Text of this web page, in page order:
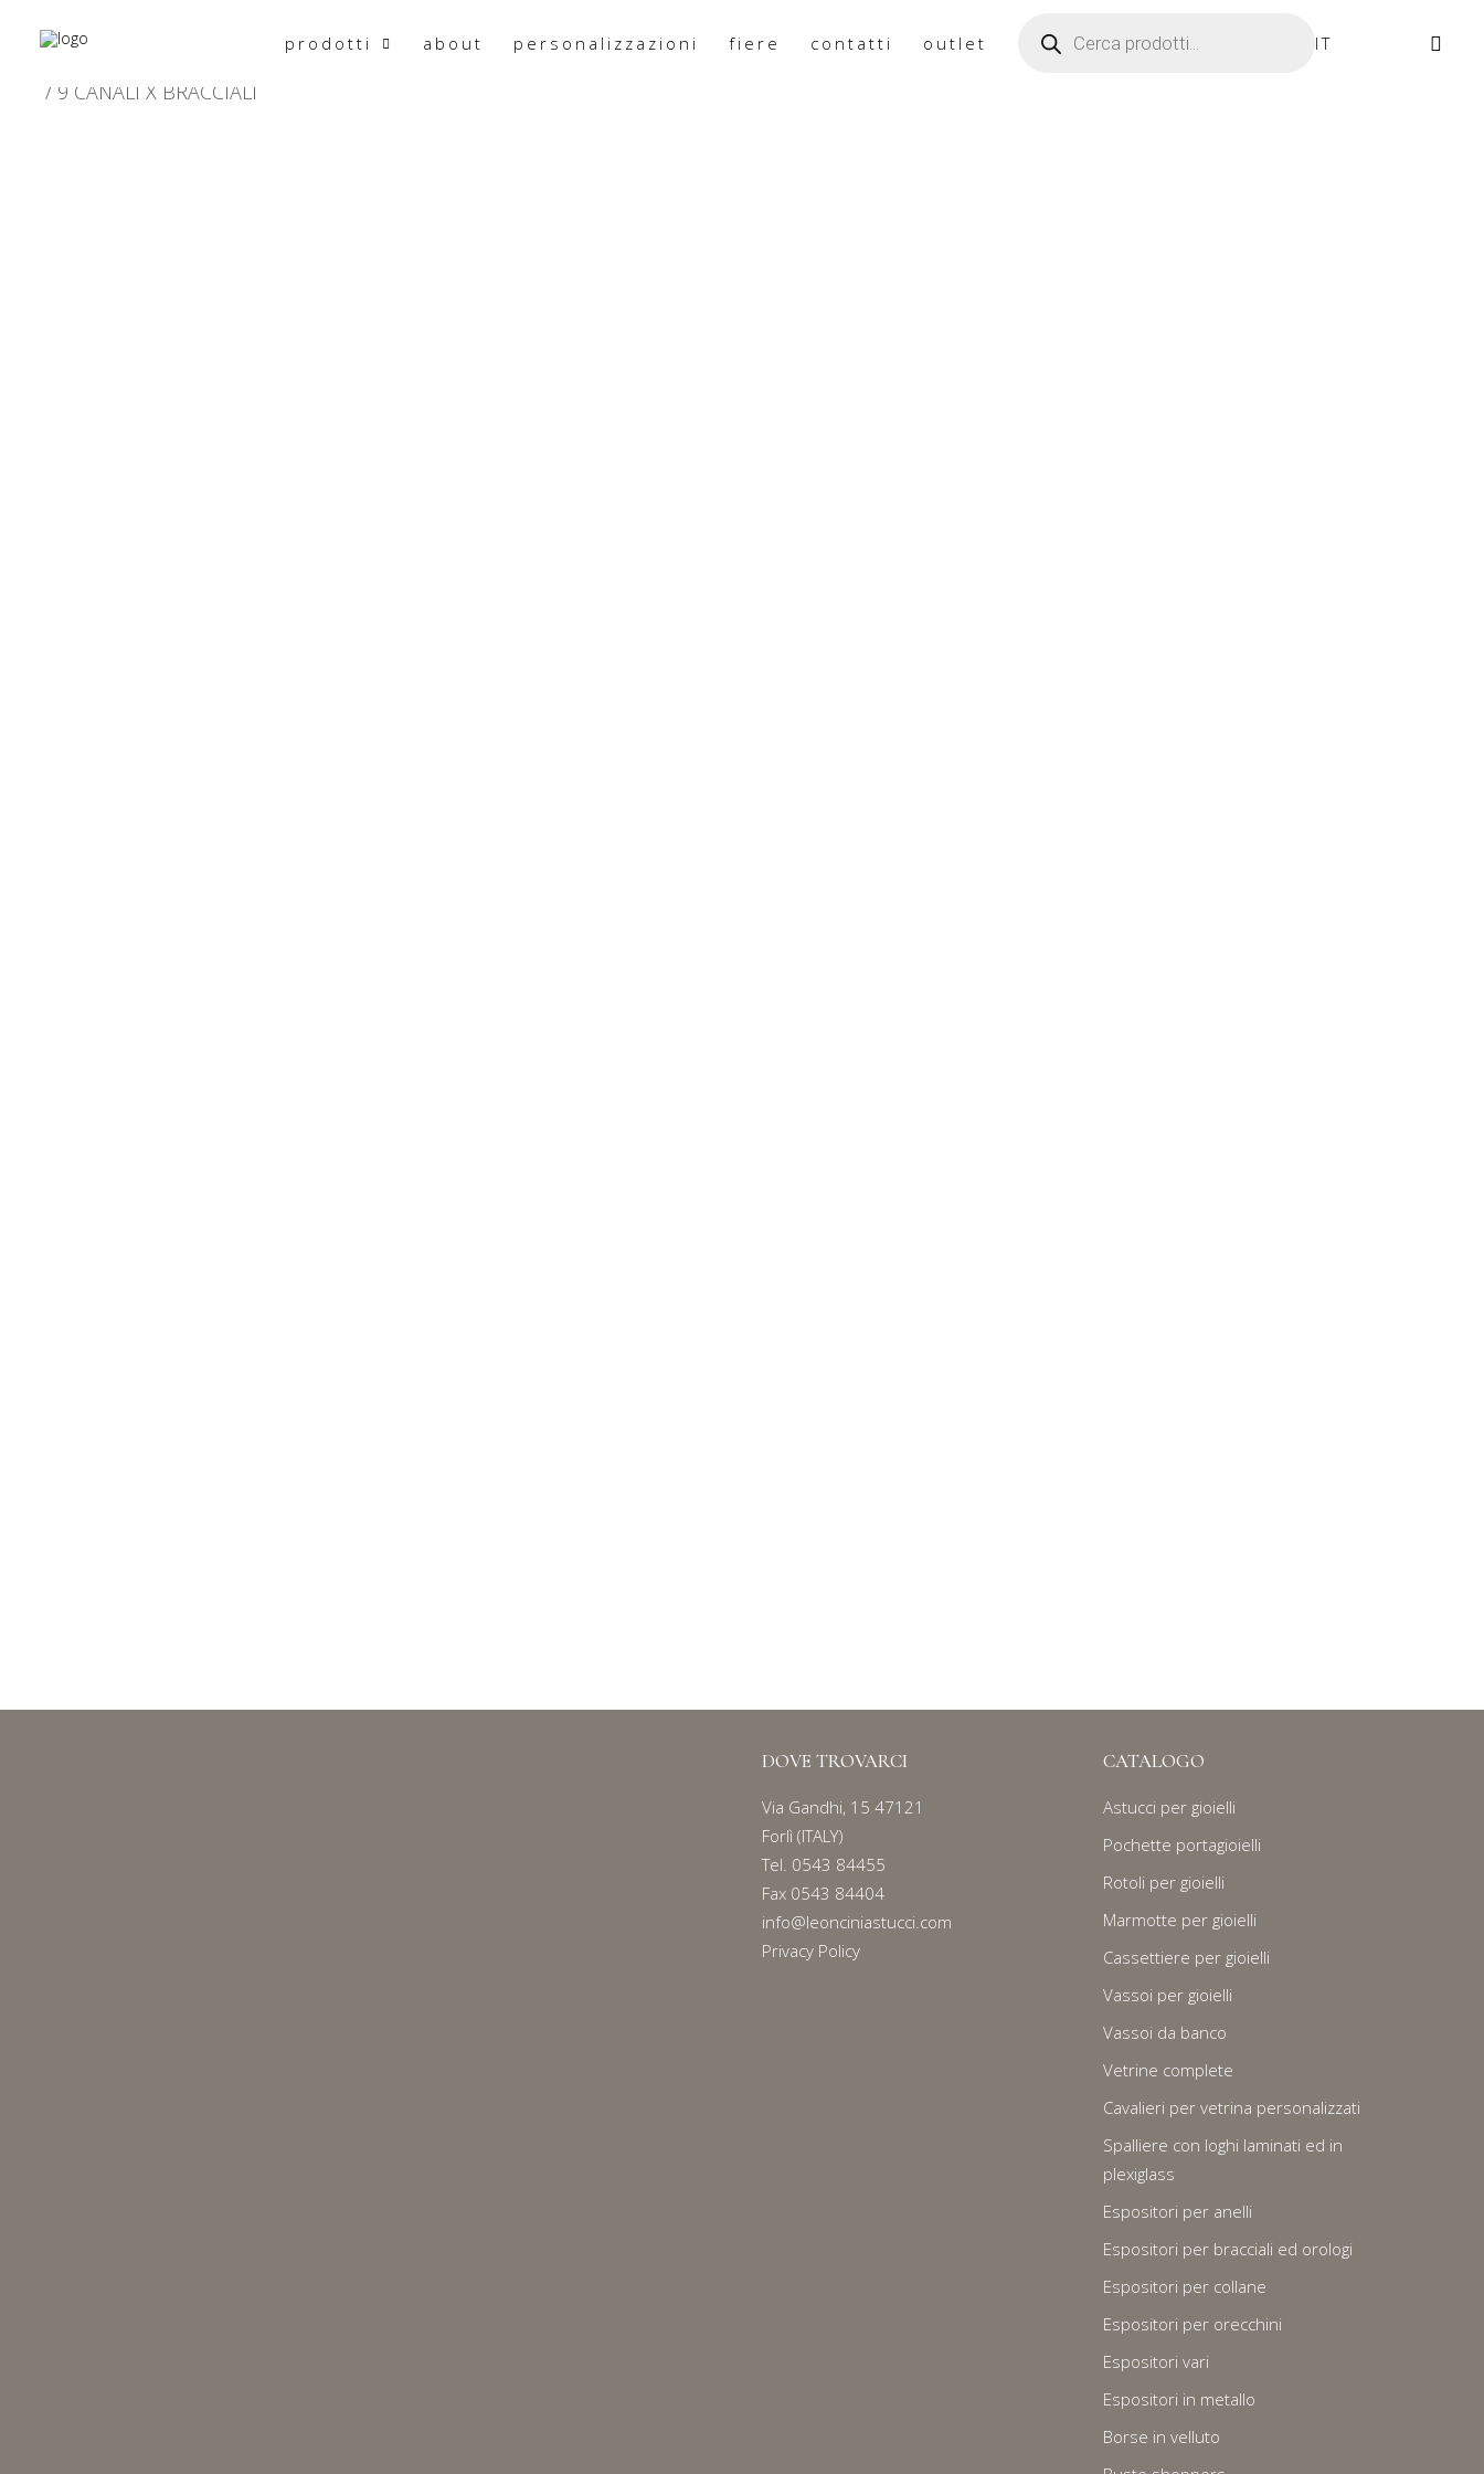
prodotti about personalizzazioni fiere contatti outlet IT
PRODOTTO CARATTERISTICHE
9 CANALI X BRACCIALI
9 CANALI X BRACCIALI
DOVE TROVARCI
Via Gandhi, 15 47121
Forlì (ITALY)
Tel. 0543 84455
Fax 0543 84404
info@leonciniastucci.com
Privacy Policy
CATALOGO
Astucci per gioielli
Pochette portagioielli
Rotoli per gioielli
Marmotte per gioielli
Cassettiere per gioielli
Vassoi per gioielli
Vassoi da banco
Vetrine complete
Cavalieri per vetrina personalizzati
Spalliere con loghi laminati ed in
plexiglass
Espositori per anelli
Espositori per bracciali ed orologi
Espositori per collane
Espositori per orecchini
Espositori vari
Espositori in metallo
Borse in velluto